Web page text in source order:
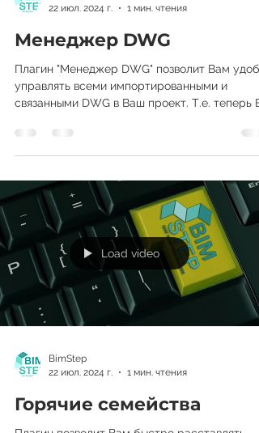
1 мин. чтения
Менеджер DWG
Плагин "Менеджер DWG" позволит Вам
управлять всеми импортированными и
связанными DWG в Ваш проект. Т.е. теперь
Load video
1 мин. чтения